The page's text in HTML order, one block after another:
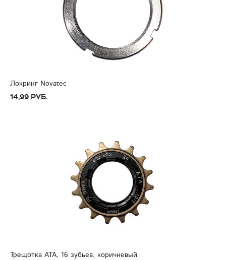
Локринг Novatec
14,99 руб.
Трещотка ATA, 16 зубьев, коричневый